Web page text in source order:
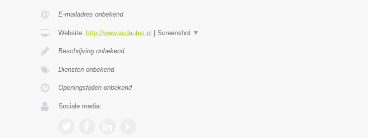
E-mailadres onbekend
Website: http://www.acdautos.nl Screenshot ▼
Beschrijving onbekend
Diensten onbekend
Openingstijden onbekend
Sociale media: